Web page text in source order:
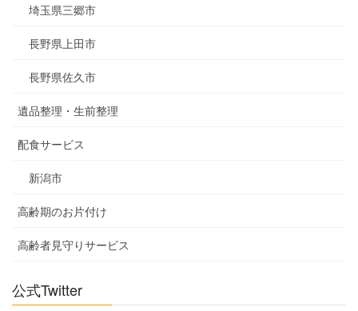
埼玉県三郷市
長野県上田市
長野県佐久市
遺品整理・生前整理
配食サービス
新潟市
高齢期のお片付け
高齢者見守りサービス
公式Twitter